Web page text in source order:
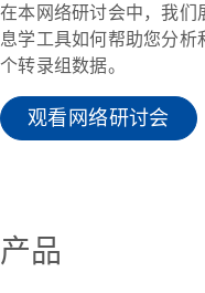
在本网络研讨会中，我们
息学工具如何帮助您分
个转录组数据。
观看网络研讨会
产品